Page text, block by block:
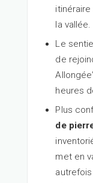
la vallée.
Le
de
heures
Plus
de
met en